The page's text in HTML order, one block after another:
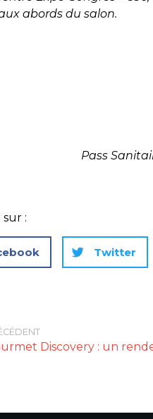
abords du salon.
Pass
:
Twitter